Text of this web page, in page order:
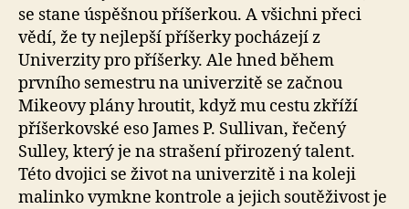
se stane úspěšnou příšerkou. A všichni přeci
vědí, že ty nejlepší příšerky pocházejí z
Univerzity pro příšerky. Ale hned během
prvního semestru na univerzitě se začnou
Mikeovy plány hroutit, když mu cestu zkříží
příšerkovské eso James P. Sullivan, řečený
Sulley, který je na strašení přirozený talent.
Této dvojici se život na univerzitě i na koleji
malinko vymkne kontrole a jejich soutěživost je